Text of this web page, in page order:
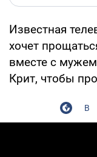
Известная
хочет
вместе с
Крит, чтобы